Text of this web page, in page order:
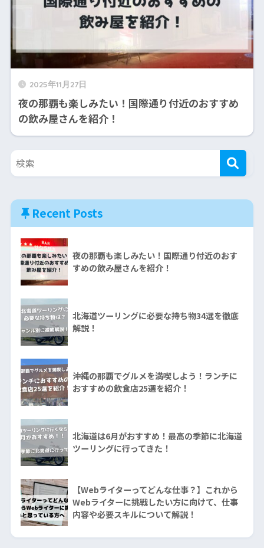
2025年11月27日
夜の那覇も楽しみたい！国際通り付近のおすすめ
の飲み屋さんを紹介！
Recent Posts
夜の那覇も楽しみたい！国際通り付近のおす
すめの飲み屋さんを紹介！
北海道ツーリングに必要な持ち物34選を徹底
解説！
沖縄の那覇でグルメを満喫しよう！ランチに
おすすめの飲食店25選を紹介！
北海道は6月がおすすめ！最高の季節に北海道
ツーリングに行ってきた！
【Webライターってどんな仕事？】これから
Webライターに挑戦したい方に向けて、仕事
内容や必要スキルについて解説！